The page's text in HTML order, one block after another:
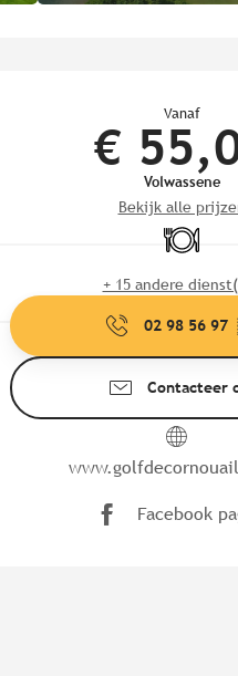
Vanaf
€
Volwassene
Bekijk alle
Restaurant
+ 15 andere
02 98 56 97
Contacteer
Facebook